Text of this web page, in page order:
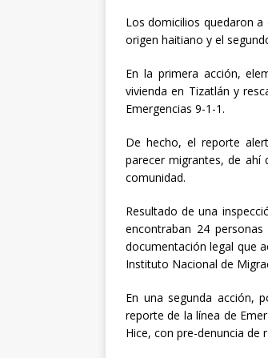
Losdomicilios quedaron
origen haitiano y el
En la primera acción,
vivienda en Tizatlán y
Emergencias 9-1-1.
De hecho, el reporte
parecer migrantes, de ahí
comunidad.
Resultado de una
encontraban 24
documentación legal que
Instituto Nacional de
En una segunda acción,
reporte de la línea de
Hice, con pre-denuncia de